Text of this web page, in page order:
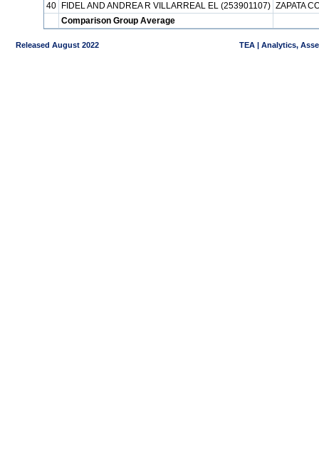
40
FIDEL AND ANDREA R VILLARREAL EL (253901107) ZAPATA
Comparison Group Average
Released August 2022 TEA | Analytics,